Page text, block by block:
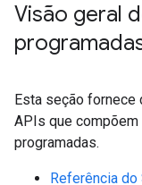
Visão geral
Esta seção fornece
APIs que compõem
programadas.
Referência do